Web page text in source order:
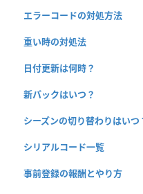
エラーコードの対処方法
重い時の対処法
日付更新は何時？
新パックはいつ？
シーズンの切り替わりはいつ
シリアルコード一覧
事前登録の報酬とやり方